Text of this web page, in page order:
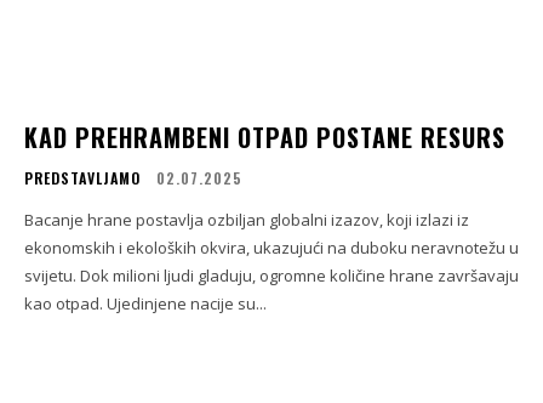
KAD PREHRAMBENI OTPAD POSTANE RESURS
PREDSTAVLJAMO 02.07.2025
Bacanje hrane postavlja ozbiljan globalni izazov, koji izlazi iz
ekonomskih i ekoloških okvira, ukazujući na duboku neravnotežu u
svijetu. Dok milioni ljudi gladuju, ogromne količine hrane završavaju
kao otpad. Ujedinjene nacije su...